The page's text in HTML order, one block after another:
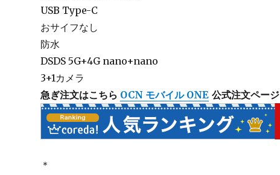
USB Type-C
おサイフなし
防水
DSDS 5G+4G nano+nano
3+1カメラ
急ぎ注文はこちら OCN モバイル ONE 公式注文ページ
＊